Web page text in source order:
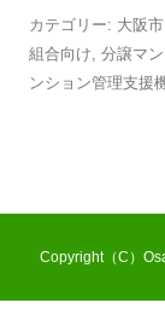
カテゴリー: 大阪
組合向け 分譲マ
ンション管理支援
Copyright（C）